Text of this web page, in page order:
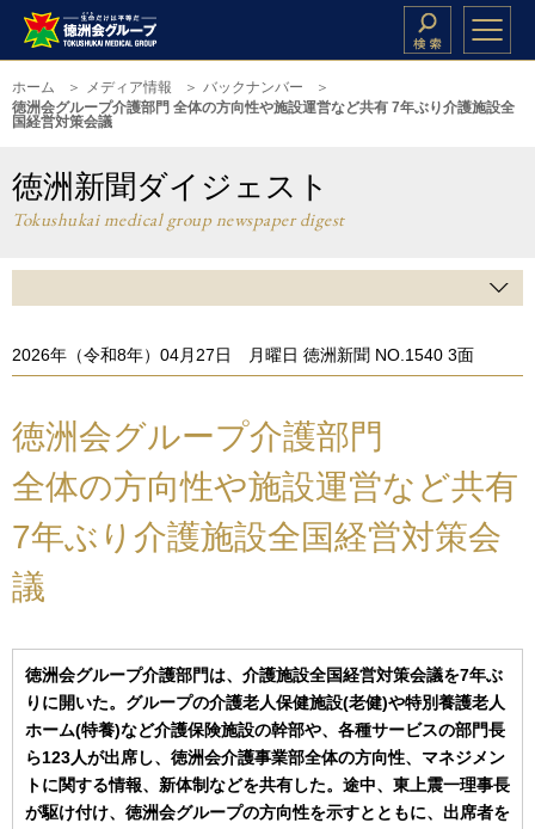
ホーム メディア情報
バックナンバー
徳洲会グループ介護部門 全体の方向性や施設運営など共有 7年ぶり介護施設全
国経営対策会議
徳洲新聞ダイジェスト
Tokushukai medical group newspaper digest
2026年（令和8年）04月27日 月曜日 徳洲新聞 NO.1540 3面
徳洲会グループ介護部門
全体の方向性や施設運営など共有
7年ぶり介護施設全国経営対策会
議
徳洲会グループ介護部門は、介護施設全国経営対策会議を7年ぶ
りに開いた。グループの介護老人保健施設(老健)や特別養護老人
ホーム(特養)など介護保険施設の幹部や、各種サービスの部門長
ら123人が出席し、徳洲会介護事業部全体の方向性、マネジメン
トに関する情報、新体制などを共有した。途中、東上震一理事長
が駆け付け、徳洲会グループの方向性を示すとともに、出席者を